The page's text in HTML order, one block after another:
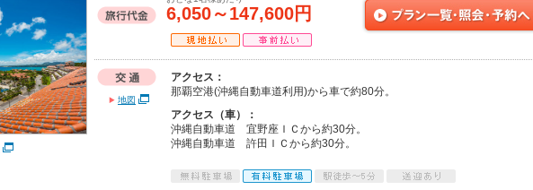
6,050～147,600円
地図
アクセス：
那覇空港(沖縄自動車道利用)から車で約80分。
アクセス（車）：
沖縄自動車道 宜野座ＩＣから約30分。
沖縄自動車道 許田ＩＣから約30分。